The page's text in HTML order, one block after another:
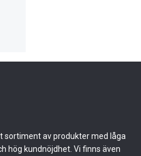
sortiment av produkter med låga
hög kundnöjdhet. Vi finns även